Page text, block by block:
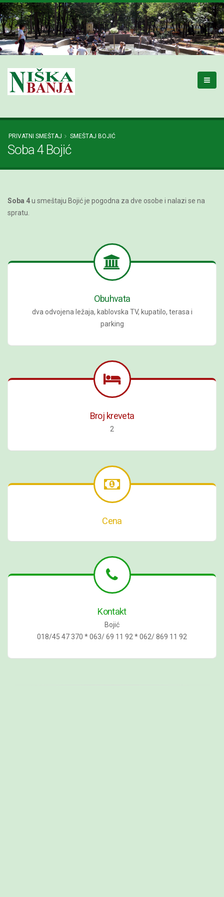
PRIVATNI SMEŠTAJ SMEŠTAJ BOJIĆ
Soba 4 Bojić
Soba 4u smeštaju Bojić je pogodna za dve osobe i nalazi se na
spratu.
Obuhvata
dva odvojena ležaja, kablovska TV, kupatilo, terasa i
parking
Broj kreveta
2
Cena
Kontakt
Bojić
018/45 47 370 * 063/ 69 11 92 * 062/ 869 11 92